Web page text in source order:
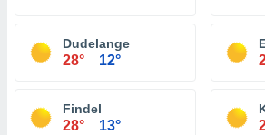
Dudelange
28° 12°
Findel
28° 13°